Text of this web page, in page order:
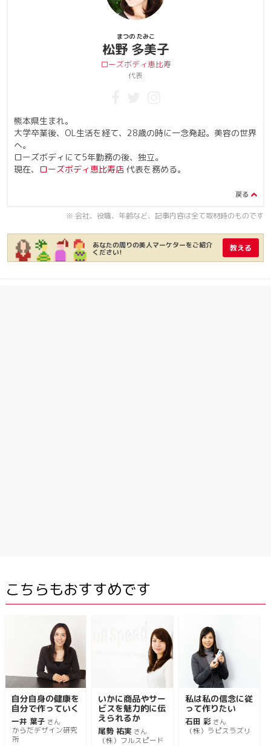
松野 多美子
まつの たみこ
ローズボディ恵比寿
代表
熊本県生まれ。
大学卒業後、OL生活を経て、28歳の時に一念発起。美容の世界
へ。
ローズボディにて5年勤務の後、独立。
現在、 ローズボディ恵比寿店 代表を務める。
※ 会社、役職、年齢など、記事内容は全て取材時のものです
あなたの周りの美人マーケターをご紹介
ください! 教える
こちらもおすすめです
自分自身の健康を
自分で作っていく
一井 葉子 さん
からだデザイン研究
所
いかに商品やサー
ビスを魅力的に伝
えられるか
尾勢 祐実 さん
（株）フルスピード
私は私の信念に従
って作りたい
石田 彩 さん
（株）ラピスラズリ